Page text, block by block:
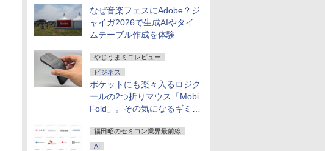
なぜ音楽フェスにAdobe？ジ
ャイガ2026で生成AIやタイ
ムテーブル作成を体験
やじうまミニレビュー
ビジネス
ポケットにも楽々入るロジク
ールの2つ折りマウス「Mobi
Fold」。その気になるギミッ
クとは？
福田昭のセミコン業界最前線
AI